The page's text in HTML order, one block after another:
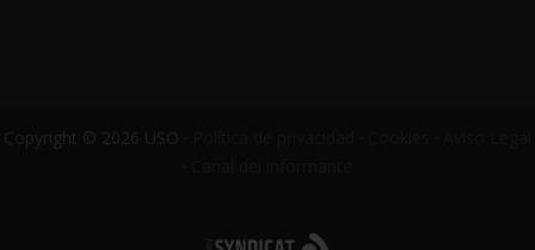
Copyright © 2026 USO ·